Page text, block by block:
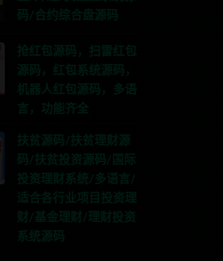
码/合约综合盘源码
抢红包源码，扫雷红包
源码，红包系统源码，
机器人红包源码，多语
言，功能齐全
扶贫源码/扶贫理财源
码/扶贫投资源码/国际
投资理财系统/多语言/
适合各行业项目投资理
财/基金理财/理财投资
系统源码